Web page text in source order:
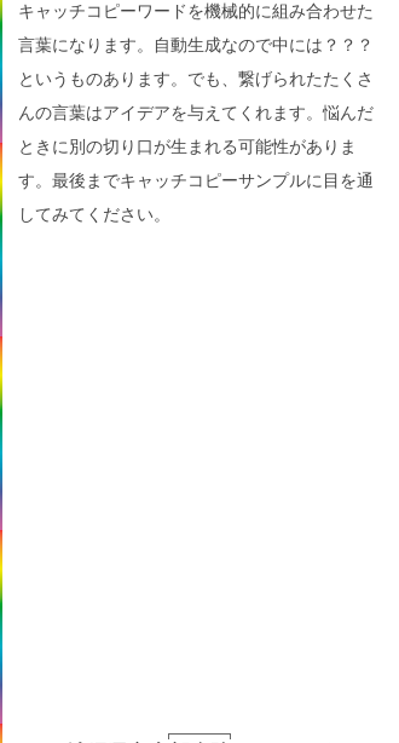
キャッチコピーワードを機械的に組み合わせた
言葉になります。自動生成なので中には？？？
というものあります。でも、繋げられたたくさ
んの言葉はアイデアを与えてくれます。悩んだ
ときに別の切り口が生まれる可能性がありま
す。最後までキャッチコピーサンプルに目を通
してみてください。